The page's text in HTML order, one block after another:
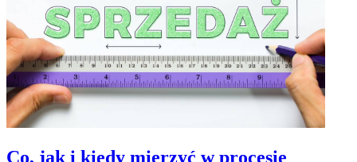
Co, jak i kiedy mierzyć w procesie